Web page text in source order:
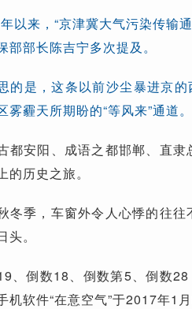
以来，“京津冀大气污染传输
部部长陈吉宁多次提及。
的是，这条以前沙尘暴进京
雾霾天所期盼的“等风来”通道。
都安阳、成语之都邯郸、直
的历史之旅。
冬季，车窗外令人心悸的往
头。
、倒数18、倒数第5、倒数
机软件“在意空气”于2017年1